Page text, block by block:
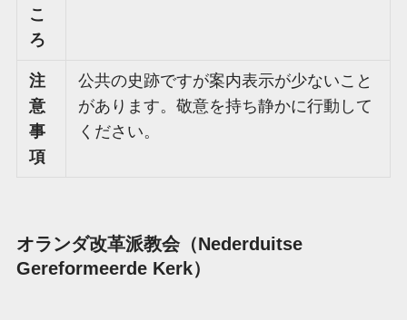
こ
ろ
注
意
事
項
公共の史跡ですが案内表示が少ないこと
があります。敬意を持ち静かに行動して
ください。
オランダ改革派教会（Nederduitse
Gereformeerde Kerk）